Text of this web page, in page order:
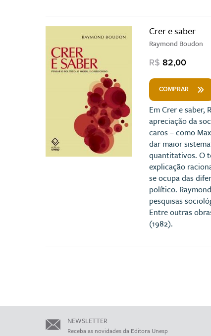
Crer e saber
Raymond Boudon
R$ 82,00
COMPRAR
Em Crer e
apreciação da
caros – como
dar maior
quantitativos. O
explicação
se ocupa das
político.
pesquisas
Entre outras
(1982).
NEWSLETTER
Receba as novidades da Editora Unesp